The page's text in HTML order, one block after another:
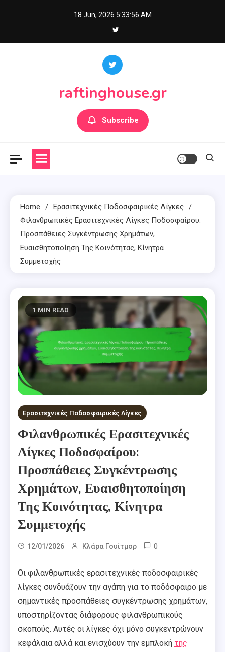
18 Jun, 2026 5:33:57 AM
raftinghouse.gr
Subscribe
Home
Ερασιτεχνικές Ποδοσφαιρικές Λίγκες
Φιλανθρωπικές Ερασιτεχνικές Λίγκες Ποδοσφαίρου:
Προσπάθειες Συγκέντρωσης Χρημάτων,
Ευαισθητοποίηση Της Κοινότητας, Κίνητρα
Συμμετοχής
1 MIN READ
Ερασιτεχνικές Ποδοσφαιρικές Λίγκες
Φιλανθρωπικές Ερασιτεχνικές
Λίγκες Ποδοσφαίρου:
Προσπάθειες Συγκέντρωσης
Χρημάτων, Ευαισθητοποίηση
Της Κοινότητας, Κίνητρα
Συμμετοχής
12/01/2026 Κλάρα Γουίτμορ 0
Οι φιλανθρωπικές ερασιτεχνικές ποδοσφαιρικές
λίγκες συνδυάζουν την αγάπη για το ποδόσφαιρο με
σημαντικές προσπάθειες συγκέντρωσης χρημάτων,
υποστηρίζοντας διάφορους φιλανθρωπικούς
σκοπούς. Αυτές οι λίγκες όχι μόνο συγκεντρώνουν
κεφάλαια αλλά και ενισχύουν την εμπλοκή της